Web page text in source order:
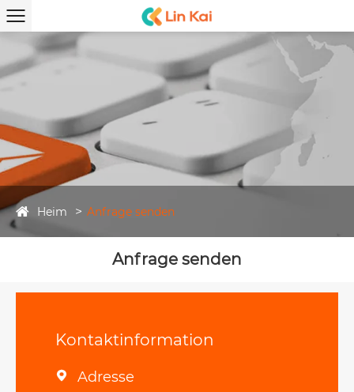
Heim Anfrage senden
Anfrage senden
Kontaktinformation
 Adresse